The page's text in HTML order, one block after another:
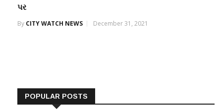
પર
By CITY WATCH NEWS December 31, 2021
POPULAR POSTS